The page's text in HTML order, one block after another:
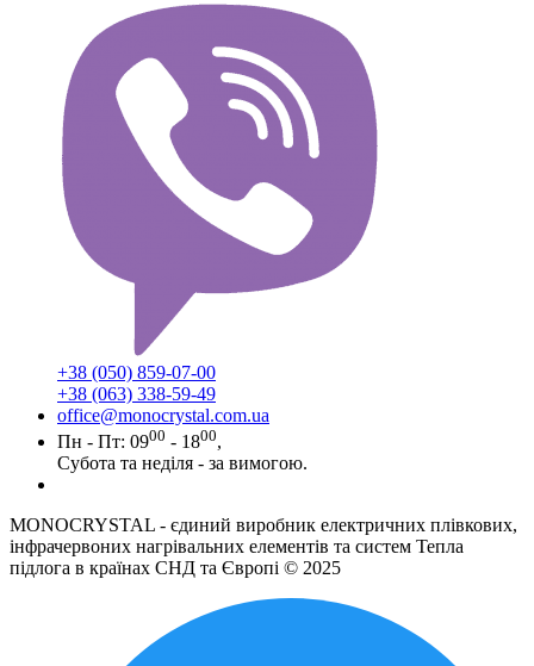
+38 (050) 859-07-00
+38 (063) 338-59-49
office@monocrystal.com.ua
Пн - Пт: 0900 - 1800,
Субота та неділя - за вимогою.
MONOCRYSTAL - єдиний виробник електричних плівкових,
інфрачервоних нагрівальних елементів та систем Тепла
підлога в країнах СНД та Європі © 2025